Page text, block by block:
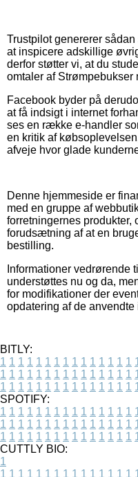
Trustpilot genererer
at inspicere adskillige
derfor støtter vi, at du
omtaler af Strømpebukser
Facebook byder på
at få indsigt i internet
ses en række e-handler
en kritik af
afveje hvor glade
Denne hjemmeside er
med en gruppe af
forretningernes produkter,
forudsætning af at en
bestilling.
Informationer vedrørende
understøttes nu og da,
for modifikationer der
opdatering af de anvendte
BITLY:
1 1 1 1 1 1 1 1 1 1 1 1 1 1 1
1 1 1 1 1 1 1 1 1 1 1 1 1 1 1
1 1 1 1 1 1 1 1 1 1 1 1 1 1 1
SPOTIFY:
1 1 1 1 1 1 1 1 1 1 1 1 1 1 1
1 1 1 1 1 1 1 1 1 1 1 1 1 1 1
1 1 1 1 1 1 1 1 1 1 1 1 1 1 1
CUTTLY BIO:
1
1 1 1 1 1 1 1 1 1 1 1 1 1 1 1